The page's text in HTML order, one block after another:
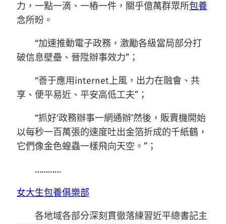
力，一點一滴、一樁一件，關乎億萬群眾所包養
念所盼。
“加速推動電子政務，激勵各級當局部分打
破信息壁壘、晉陞辦事效力”；
“善于應用internet上風，出力在融會、共
享、便平易近、平安高低工夫”；
“抓好‘政務辦事一網通辦’然後，販賣機開始
以每秒一百萬張的速度吐出金箔折成的千紙鶴，
它們像金色蝗蟲一樣飛向天空。”；
…………
女大生包養俱樂部
各地域各部分深刻貫徹落練習近平總書記主